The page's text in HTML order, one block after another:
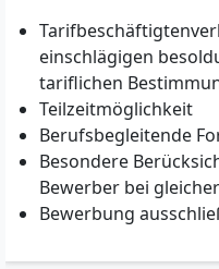
einschlägigen
tariflichen
Teilzeitmöglichkeit
Berufsbegleitende
Besondere
Bewerber bei
Bewerbung